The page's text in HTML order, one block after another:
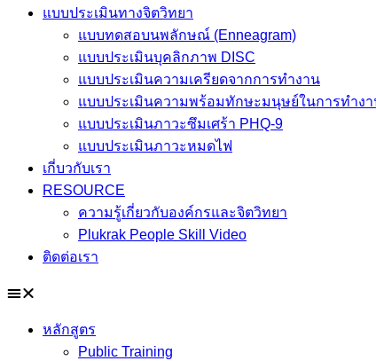
แบบประเมินทางจิตวิทยา
แบบทดสอบนพลักษณ์ (Enneagram)
แบบประเมินบุคลิกภาพ DISC
แบบประเมินความเครียดจากการทำงาน
แบบประเมินความพร้อมทักษะมนุษย์ในการทำงา
แบบประเมินภาวะซึมเศร้า PHQ-9
แบบประเมินภาวะหมดไฟ
เกี่บวกับเรา
RESOURCE
ความรู้เกี่ยวกับองค์กรและจิตวิทยา
Plukrak People Skill Video
ติดต่อเรา
หลักสูตร
Public Training